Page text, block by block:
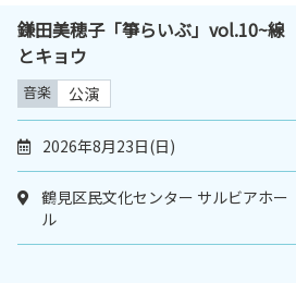
鎌田美穂子「箏らいぶ」vol.10~線
とキョウ
音楽 公演
2026年8月23日(日)
鶴見区民文化センター サルビアホー
ル